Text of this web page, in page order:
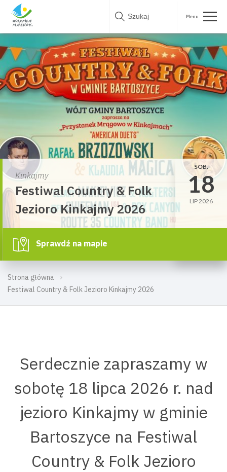
Skip
Strona główna
Festiwal Country & Folk Jezioro Kinkajmy 2026
Kinkajmy
Festiwal Country & Folk
Jezioro Kinkajmy 2026
SOB.
18
LIP 2026
Sprawdź na mapie
Serdecznie zapraszamy w
sobotę 18 lipca 2026 r. nad
jezioro Kinkajmy w gminie
Bartoszyce na Festiwal
Country & Folk Jezioro